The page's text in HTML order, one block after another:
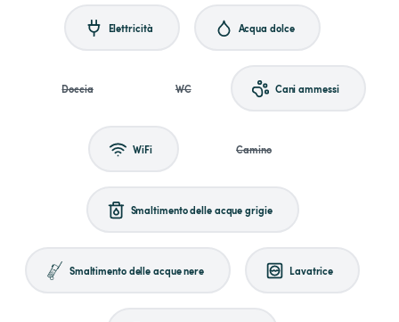
Elettricità Acqua dolce
Doccia WC Cani ammessi
WiFi Camino
Smaltimento delle acque grigie
Smaltimento delle acque nere Lavatrice